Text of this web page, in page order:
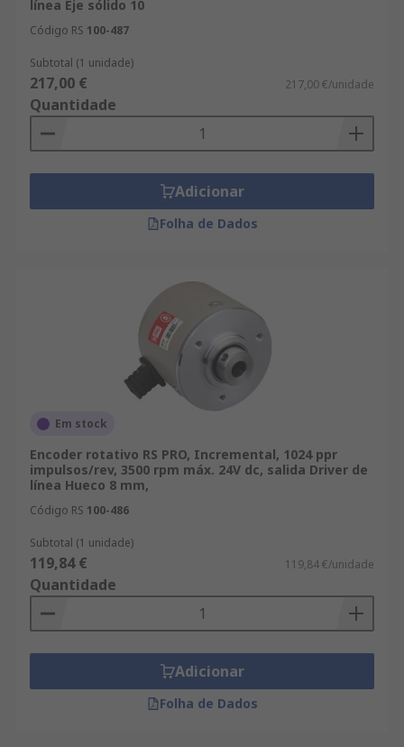
línea Eje sólido 10
Código RS 100-487
Subtotal (1 unidade)
217,00 € 217,00 €/unidade
Quantidade
Adicionar
Folha de Dados
Em stock
Encoder rotativo RS PRO, Incremental, 1024 ppr
impulsos/rev, 3500 rpm máx. 24V dc, salida Driver de
línea Hueco 8 mm,
Código RS 100-486
Subtotal (1 unidade)
119,84 € 119,84 €/unidade
Quantidade
Adicionar
Folha de Dados